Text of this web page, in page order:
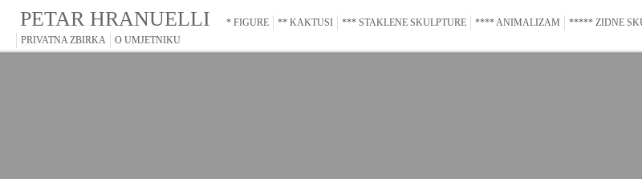
PETAR HRANUELLI * FIGURE ** KAKTUSI *** STAKLENE SKULPTURE **** ANIMALIZAM ***** ZIDNE
PRIVATNA ZBIRKA
O UMJETNIKU